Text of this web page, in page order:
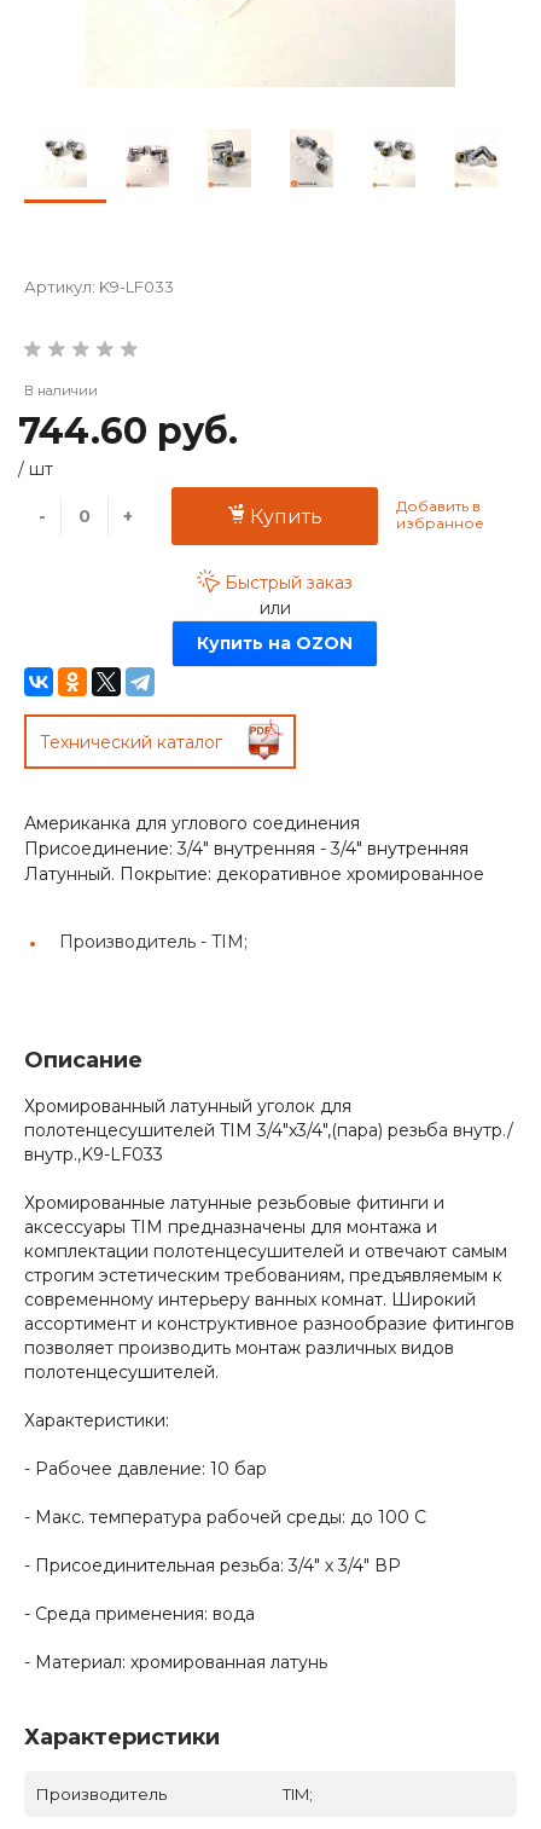
Артикул: K9-LF033
В наличии
744.60 руб.
/ шт
- + Купить
Быстрый заказ
или
Купить на OZON
Технический каталог
Американка для углового соединения
Присоединение: 3/4" внутренняя - 3/4" внутренняя
Латунный. Покрытие: декоративное хромированное
Производитель - TIM;
Описание
Хромированный латунный уголок для
полотенцесушителей TIM 3/4"x3/4",(пара) резьба внутр./
внутр.,K9-LF033
Хромированные латунные резьбовые фитинги и
аксессуары TIM предназначены для монтажа и
комплектации полотенцесушителей и отвечают самым
строгим эстетическим требованиям, предъявляемым к
современному интерьеру ванных комнат. Широкий
ассортимент и конструктивное разнообразие фитингов
позволяет производить монтаж различных видов
полотенцесушителей.
Характеристики:
- Рабочее давление: 10 бар
- Макс. температура рабочей среды: до 100 С
- Присоединительная резьба: 3/4" х 3/4" ВР
- Среда применения: вода
- Материал: хромированная латунь
Характеристики
Производитель TIM;